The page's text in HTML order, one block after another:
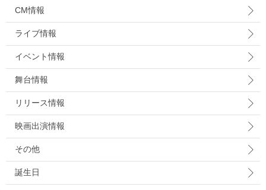
CM情報
ライブ情報
イベント情報
舞台情報
リリース情報
映画出演情報
その他
誕生日